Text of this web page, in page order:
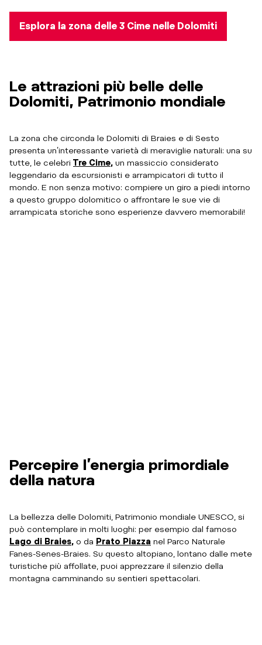
Esplora la zona delle 3 Cime nelle Dolomiti
Le attrazioni più belle delle
Dolomiti, Patrimonio mondiale
La zona che circonda le Dolomiti di Braies e di Sesto
presenta un’interessante varietà di meraviglie naturali: una su
tutte, le celebri Tre Cime, un massiccio considerato
leggendario da escursionisti e arrampicatori di tutto il
mondo. E non senza motivo: compiere un giro a piedi intorno
a questo gruppo dolomitico o affrontare le sue vie di
arrampicata storiche sono esperienze davvero memorabili!
Percepire l’energia primordiale
della natura
La bellezza delle Dolomiti, Patrimonio mondiale UNESCO, si
può contemplare in molti luoghi: per esempio dal famoso
Lago di Braies, o da Prato Piazza nel Parco Naturale
Fanes-Senes-Braies. Su questo altopiano, lontano dalle mete
turistiche più affollate, puoi apprezzare il silenzio della
montagna camminando su sentieri spettacolari.